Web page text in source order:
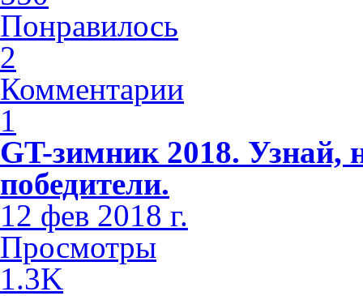
Понравилось
2
Комментарии
1
GT-зимник 2018. Узнай,
победители.
12 фев 2018 г.
Просмотры
1.3K